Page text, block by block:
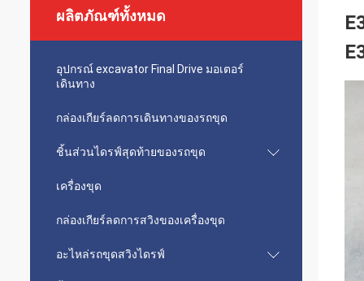
ผลิตภัณฑ์ทั้งหมด
อุปกรณ์ excavator Final Drive มอเตอร์
เดินทาง
กล่องเกียร์ลดการเดินทางของรถขุด
ชิ้นส่วนไดรฟ์สุดท้ายของรถขุด
เครื่องขุด
กล่องเกียร์ลดการสวิงของเครื่องขุด
อะไหล่รถขุดสวิงไดรฟ์